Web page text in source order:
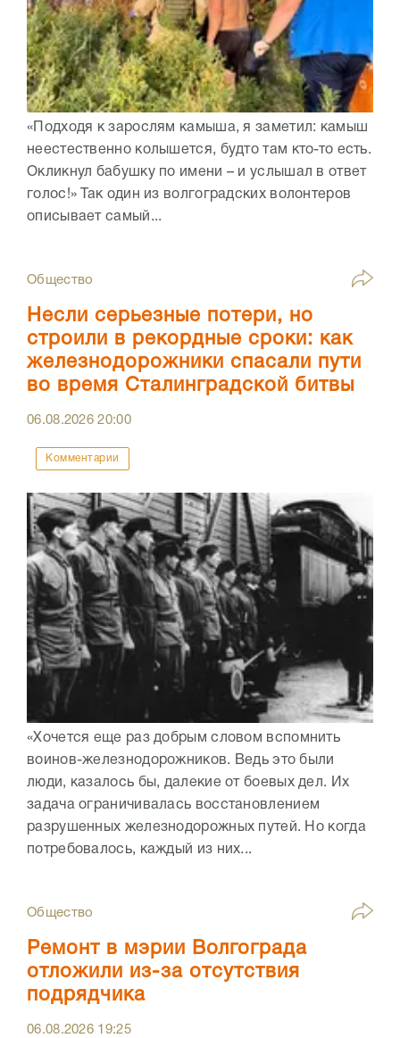
«Подходя к зарослям камыша, я заметил: камыш
неестественно колышется, будто там кто-то есть.
Окликнул бабушку по имени – и услышал в ответ
голос!» Так один из волгоградских волонтеров
описывает самый...
Общество
Несли серьезные потери, но
строили в рекордные сроки: как
железнодорожники спасали пути
во время Сталинградской битвы
06.08.202620:00
Комментарии
«Хочется еще раз добрым словом вспомнить
воинов-железнодорожников. Ведь это были
люди, казалось бы, далекие от боевых дел. Их
задача ограничивалась восстановлением
разрушенных железнодорожных путей. Но когда
потребовалось, каждый из них...
Общество
Ремонт в мэрии Волгограда
отложили из-за отсутствия
подрядчика
06.08.2026 19:25